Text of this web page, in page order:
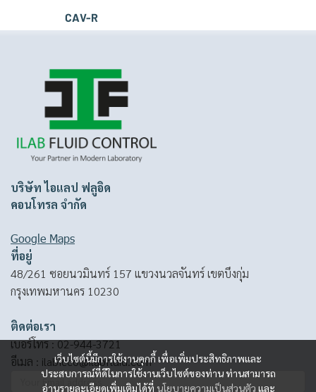
CAV-R
เว็บไซต์นี้มีการใช้งานคุกกี้ เพื่อเพิ่มประสิทธิภาพและ
ประสบการณ์ที่ดีในการใช้งานเว็บไซต์ของท่าน ท่านสามารถ
อ่านรายละเอียดเพิ่มเติมได้ที่ นโยบายความเป็นส่วนตัว และ
บริษัท ไอแลป ฟลูอิด
คอนโทรล จำกัด
Google Maps
ที่อยู่
48/261 ซอยนวมินทร์ 157 แขวงนวลจันทร์ เขตบึงกุ่ม
กรุงเทพมหานคร 10230
ติดต่อเรา
เบอร์โทร :02-944-3721
อีเมล : ilabfcco@ilabfluid.com